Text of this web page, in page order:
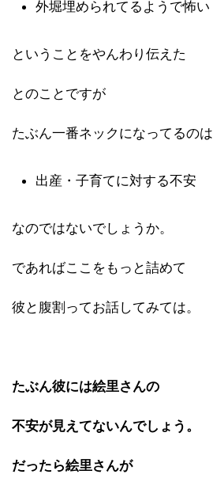
外堀埋められてるようで怖い
ということをやんわり伝えた
とのことですが
たぶん一番ネックになってるのは
出産・子育てに対する不安
なのではないでしょうか。
であればここをもっと詰めて
彼と腹割ってお話してみては。
たぶん彼には絵里さんの
不安が見えてないんでしょう。
だったら絵里さんが